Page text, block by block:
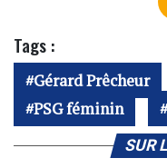
Tags :
Gérard Prêcheur
PSG féminin
SUR